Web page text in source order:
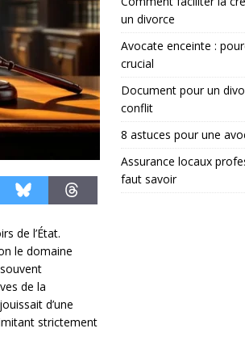
de l’État.
le domaine
de la
d’une
strictement
un divorce
Avocate enceinte :
crucial
Document pour un
conflit
8 astuces pour une
Assurance locaux
faut savoir